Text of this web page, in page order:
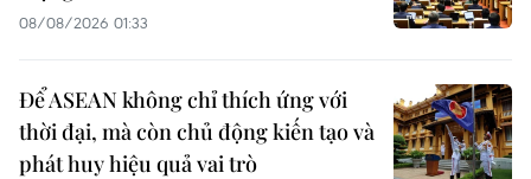
08/08/2026 01:33
Để ASEAN không chỉ thích ứng với
thời đại, mà còn chủ động kiến tạo và
phát huy hiệu quả vai trò